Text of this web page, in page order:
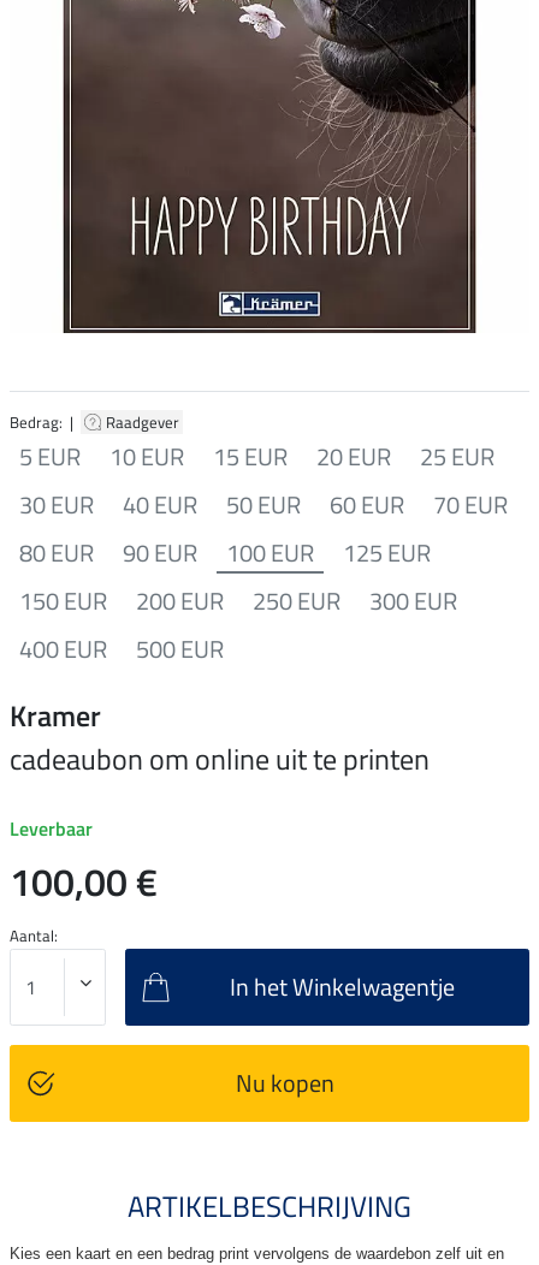
Bedrag: | Raadgever
5 EUR 10 EUR 15 EUR 20 EUR
25 EUR
30 EUR
40 EUR 50 EUR 60 EUR
70 EUR
80 EUR
90 EUR 100 EUR
125 EUR
150 EUR
200 EUR 250 EUR
300 EUR
400 EUR
500 EUR
Kramer
cadeaubon om online uit te printen
Leverbaar
100,00 €
Aantal:
In het Winkelwagentje
Nu kopen
ARTIKELBESCHRIJVING
Kies een kaart en een bedrag print vervolgens de waardebon zelf uit en